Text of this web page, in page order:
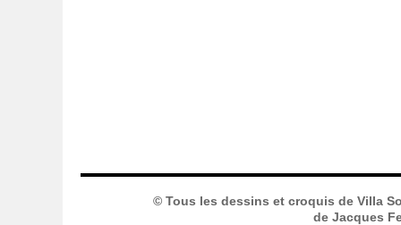
© Tous les dessins et croquis de Villa
de Jacques